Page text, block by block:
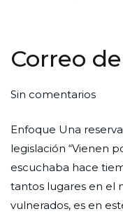
Correo
Por
Ciudad
Nueva
Publicada
30
de
abril
de
2026
Publicada
Lectores
Sin comentariosen
de
Enfoque Una
legislación “Vienen
escuchaba hace
tantos lugares en el
vulnerados, es en